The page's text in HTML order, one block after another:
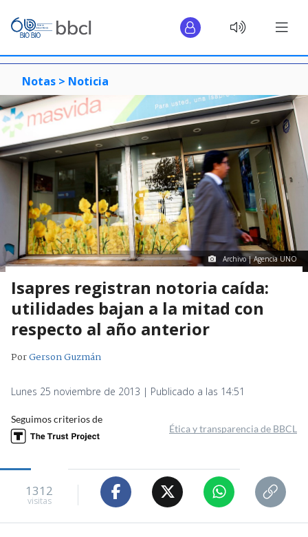
Notas > Noticia
Archivo | Agencia UNO
Isapres registran notoria caída:
utilidades bajan a la mitad con
respecto al año anterior
PorGerson Guzmán
Lunes 25 noviembre de 2013 | Publicado a las 14:51
Seguimos criterios de
Ética y transparencia de BBCL
1312
visitas